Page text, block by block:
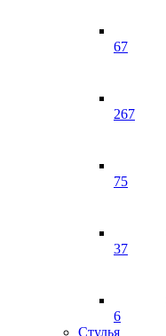
67
267
75
37
6
Стулья